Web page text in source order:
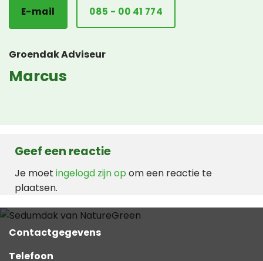
E-mail 085 - 00 41 774
Groendak Adviseur
Marcus
Geef een reactie
Je moet ingelogd zijn op om een reactie te
plaatsen.
Contactgegevens
Telefoon